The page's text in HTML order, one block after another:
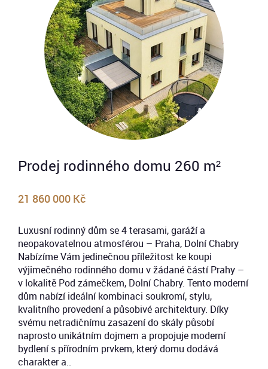
Prodej rodinného domu 260 m²
21 860 000 Kč
Luxusní rodinný dům se 4 terasami, garáží a
neopakovatelnou atmosférou – Praha, Dolní Chabry
Nabízíme Vám jedinečnou příležitost ke koupi
výjimečného rodinného domu v žádané částí Prahy –
v lokalitě Pod zámečkem, Dolní Chabry. Tento moderní
dům nabízí ideální kombinaci soukromí, stylu,
kvalitního provedení a působivé architektury. Díky
svému netradičnímu zasazení do skály působí
naprosto unikátním dojmem a propojuje moderní
bydlení s přírodním prvkem, který domu dodává
charakter a..